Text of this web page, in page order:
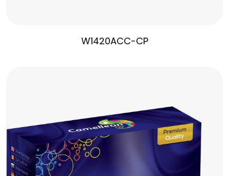
W1420ACC-CP